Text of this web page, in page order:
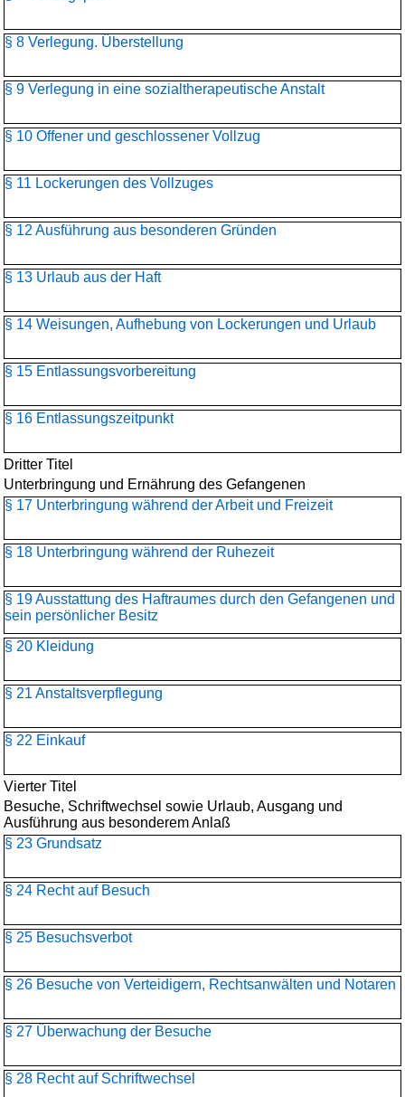
§ 8 Verlegung. Überstellung
§ 9 Verlegung in eine sozialtherapeutische Anstalt
§ 10 Offener und geschlossener Vollzug
§ 11 Lockerungen des Vollzuges
§ 12 Ausführung aus besonderen Gründen
§ 13 Urlaub aus der Haft
§ 14 Weisungen, Aufhebung von Lockerungen und Urlaub
§ 15 Entlassungsvorbereitung
§ 16 Entlassungszeitpunkt
Dritter Titel
Unterbringung und Ernährung des Gefangenen
§ 17 Unterbringung während der Arbeit und Freizeit
§ 18 Unterbringung während der Ruhezeit
§ 19 Ausstattung des Haftraumes durch den Gefangenen und
sein persönlicher Besitz
§ 20 Kleidung
§ 21 Anstaltsverpflegung
§ 22 Einkauf
Vierter Titel
Besuche, Schriftwechsel sowie Urlaub, Ausgang und
Ausführung aus besonderem Anlaß
§ 23 Grundsatz
§ 24 Recht auf Besuch
§ 25 Besuchsverbot
§ 26 Besuche von Verteidigern, Rechtsanwälten und Notaren
§ 27 Überwachung der Besuche
§ 28 Recht auf Schriftwechsel